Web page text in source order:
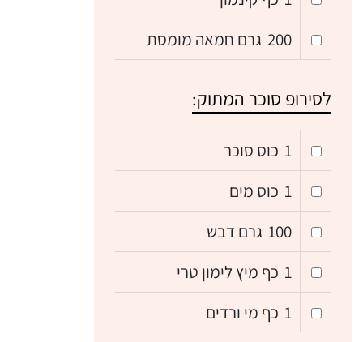
200 גרם חמאה מומסת
לסירופ סוכר המתוק:
1 כוס סוכר
1 כוס מים
100 גרם דבש
1 כף מיץ לימון טרי
1 כף מי ורדים